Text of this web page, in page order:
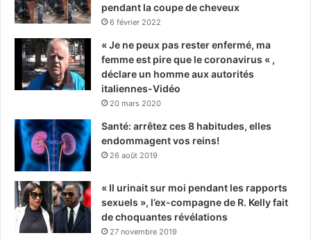
pendant la coupe de cheveux
6 février 2022
« Je ne peux pas rester enfermé, ma
femme est pire que le coronavirus « ,
déclare un homme aux autorités
italiennes-Vidéo
20 mars 2020
Santé: arrêtez ces 8 habitudes, elles
endommagent vos reins!
26 août 2019
« Il urinait sur moi pendant les rapports
sexuels », l’ex-compagne de R. Kelly fait
de choquantes révélations
27 novembre 2019